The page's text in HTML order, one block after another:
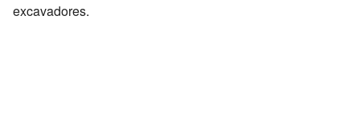
excavadores.